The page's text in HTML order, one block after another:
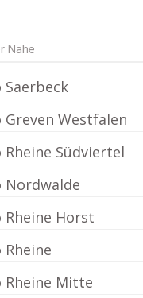
Nähe
Saerbeck
Greven Westfalen
Rheine Südviertel
Nordwalde
Rheine Horst
Rheine
Rheine Mitte